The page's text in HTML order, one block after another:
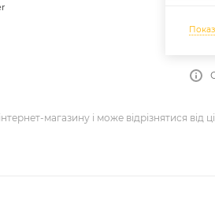
магазину і може відрізнятися від